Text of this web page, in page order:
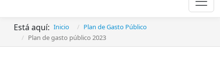
Está aquí: Inicio
Plan de Gasto Público
Plan de gasto público 2023